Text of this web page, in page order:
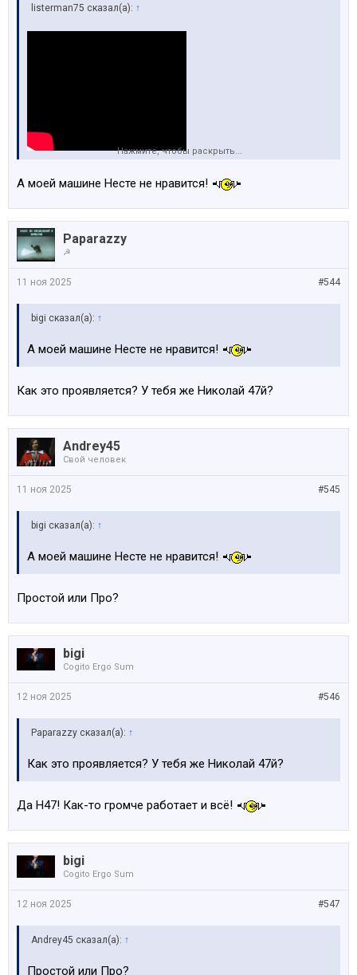
listerman75 сказал(а): ↑
Нажмите, чтобы раскрыть...
А моей машине Несте не нравится!
Paparazzy
☭
#544
11 ноя 2025
bigi сказал(а): ↑
А моей машине Несте не нравится!
Как это проявляется? У тебя же Николай 47й?
Andrey45
Свой человек
#545
11 ноя 2025
bigi сказал(а): ↑
А моей машине Несте не нравится!
Простой или Про?
bigi
Cogito Ergo Sum
#546
12 ноя 2025
Paparazzy сказал(а): ↑
Как это проявляется? У тебя же Николай 47й?
Да Н47! Как-то громче работает и всё!
bigi
Cogito Ergo Sum
#547
12 ноя 2025
Andrey45 сказал(а): ↑
Простой или Про?